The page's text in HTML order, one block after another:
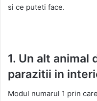
si ce puteti face.
1. Un alt animal
parazitii in
Modul numarul 1 prin